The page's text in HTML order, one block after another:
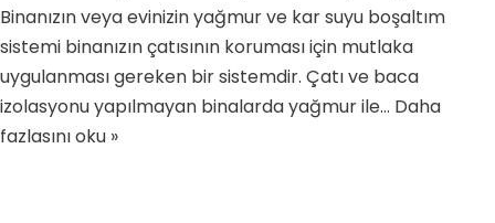
Binanızın veya evinizin yağmur ve kar suyu boşaltım
sistemi binanızın çatısının koruması için mutlaka
uygulanması gereken bir sistemdir. Çatı ve baca
izolasyonu yapılmayan binalarda yağmur ile… Daha
fazlasını oku »